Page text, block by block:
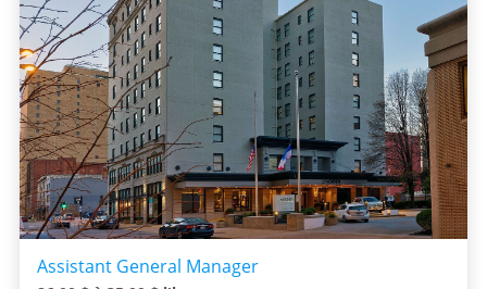
Assistant General Manager